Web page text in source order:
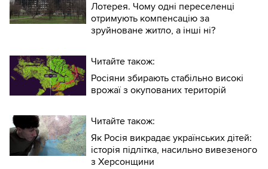
Лотерея. Чому одні переселенці
отримують компенсацію за
зруйноване житло, а інші ні?
Читайте також:
Росіяни збирають стабільно високі
врожаї з окупованих територій
Читайте також:
Як Росія викрадає українських дітей:
історія підлітка, насильно вивезеного
з Херсонщини